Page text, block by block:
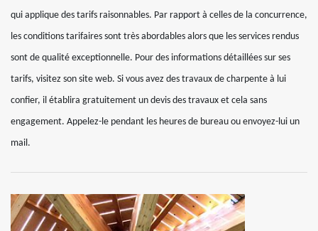
qui applique des tarifs raisonnables. Par rapport à celles de la concurrence,
les conditions tarifaires sont très abordables alors que les services rendus
sont de qualité exceptionnelle. Pour des informations détaillées sur ses
tarifs, visitez son site web. Si vous avez des travaux de charpente à lui
confier, il établira gratuitement un devis des travaux et cela sans
engagement. Appelez-le pendant les heures de bureau ou envoyez-lui un
mail.